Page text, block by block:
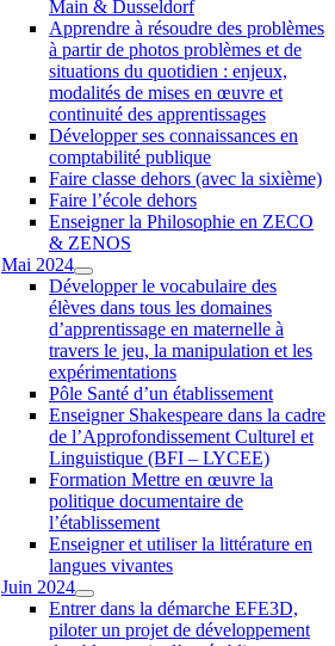
Main & Dusseldorf
Apprendre à résoudre des problèmes
à partir de photos problèmes et de
situations du quotidien : enjeux,
modalités de mises en œuvre et
continuité des apprentissages
Développer ses connaissances en
comptabilité publique
Faire classe dehors (avec la sixième)
Faire l’école dehors
Enseigner la Philosophie en ZECO
& ZENOS
Mai 2024
Développer le vocabulaire des
élèves dans tous les domaines
d’apprentissage en maternelle à
travers le jeu, la manipulation et les
expérimentations
Pôle Santé d’un établissement
Enseigner Shakespeare dans la cadre
de l’Approfondissement Culturel et
Linguistique (BFI – LYCEE)
Formation Mettre en œuvre la
politique documentaire de
l’établissement
Enseigner et utiliser la littérature en
langues vivantes
Juin 2024
Entrer dans la démarche EFE3D,
piloter un projet de développement